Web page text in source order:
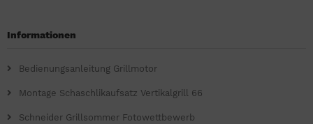
Informationen
Bedienungsanleitung Grillmotor
Montage Schaschlikaufsatz Vertikalgrill 66
Schneider Grillsommer Fotowettbewerb